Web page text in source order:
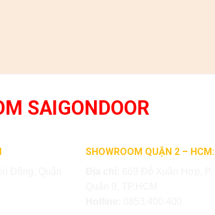
SAIGONDOOR
SHOWROOM QUẬN 2 – HCM: